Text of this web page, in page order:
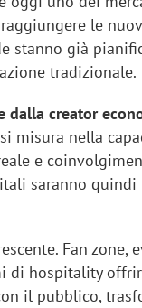
le
stanno già
tradizionale.
dalla creator
misura nella
e
saranno
Fan zone,
di hospitality
il pubblico,